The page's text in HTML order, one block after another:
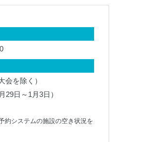
019-689-2265
岩手県勤労身体障がい者体育館
019-645-2187
会を除く）
29日～1月3日）
約システムの施設の空き状況を